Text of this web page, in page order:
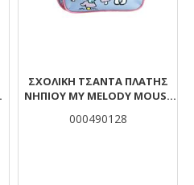
ΣΧΟΛΙΚΉ ΤΣΆΝΤΑ ΠΛΆΤΗΣ
ΝΗΠΊΟΥ MY MELODY MOUSE
000490128